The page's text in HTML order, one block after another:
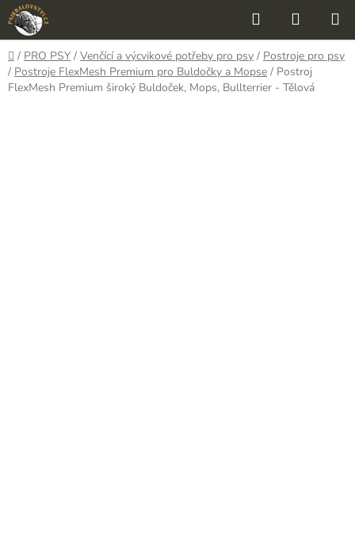
Přejít
na
obsah
Hledat
KOŠÍK
Domů
/ PRO PSY / Venčící a výcvikové potřeby pro psy / Postroje pro psy
/ Postroje FlexMesh Premium pro Buldočky a Mopse / Postroj
FlexMesh Premium široký Buldoček, Mops, Bullterrier - Tělová